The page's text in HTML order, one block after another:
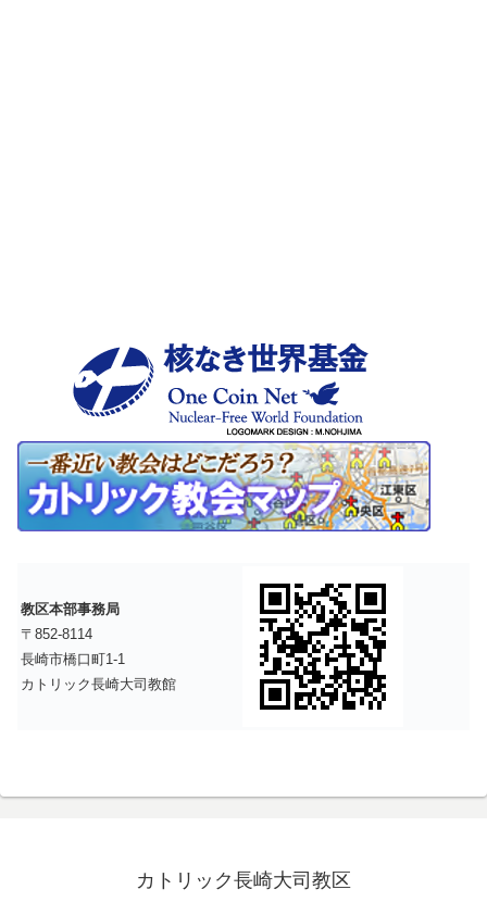
教区本部事務局
〒852-8114
長崎市橋口町1-1
カトリック長崎大司教館
カトリック長崎大司教区